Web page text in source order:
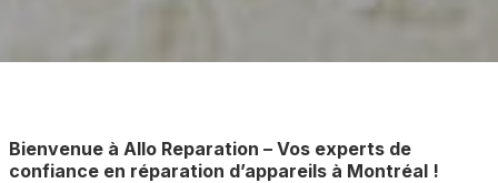
Bienvenue à Allo Reparation – Vos experts de
confiance en réparation d’appareils à Montréal !